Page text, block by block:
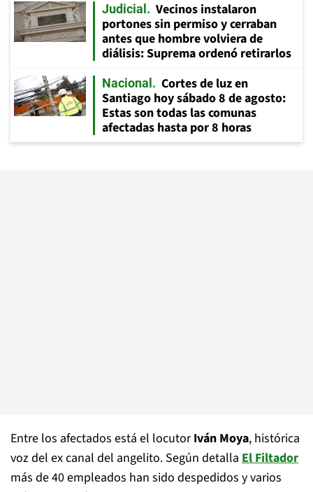
Judicial
Vecinos instalaron
portones sin permiso y cerraban
antes que hombre volviera de
diálisis: Suprema ordenó retirarlos
Nacional
Cortes de luz en
Santiago hoy sábado 8 de agosto:
Estas son todas las comunas
afectadas hasta por 8 horas
Entre los afectados está el locutorIván Moya, histórica
voz del ex canal del angelito. Según detalla El Filtador
más de 40 empleados han sido despedidos y varios